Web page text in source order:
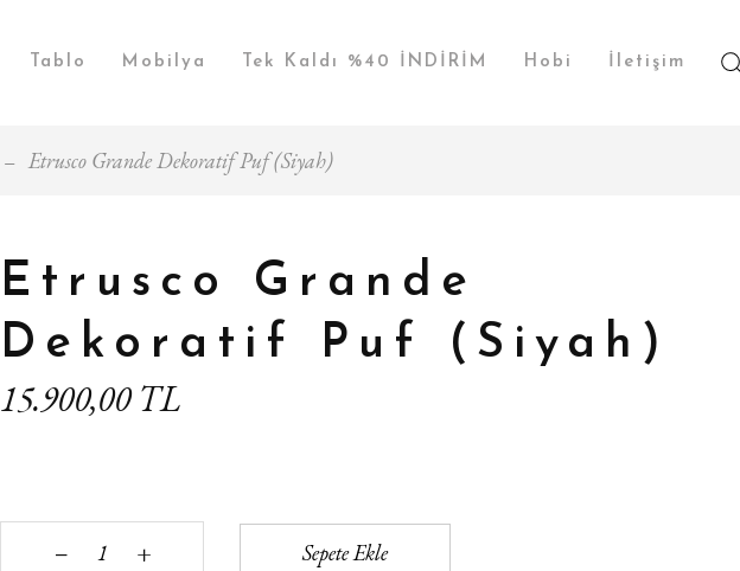
Tablo Mobilya Tek Kaldı %40 İNDİRİM Hobi İletişim
Etrusco Grande Dekoratif Puf (Siyah)
Etrusco Grande
Dekoratif Puf (Siyah)
15.900,00 TL
‒ + Sepete Ekle